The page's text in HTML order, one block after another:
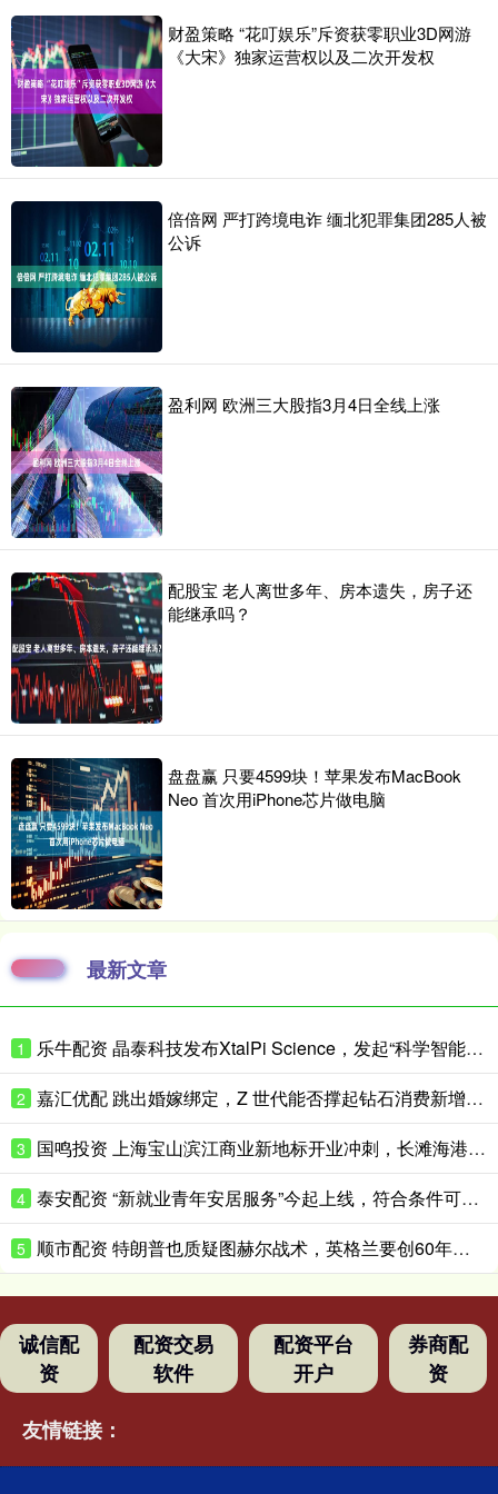
财盈策略 “花叮娱乐”斥资获零职业3D网游
《大宋》独家运营权以及二次开发权
倍倍网 严打跨境电诈 缅北犯罪集团285人被
公诉
盈利网 欧洲三大股指3月4日全线上涨
配股宝 老人离世多年、房本遗失，房子还
能继承吗？
盘盘赢 只要4599块！苹果发布MacBook
Neo 首次用iPhone芯片做电脑
最新文章
1 乐牛配资 晶泰科技发布XtalPi Science，发起“科学智能开放生态联盟”
2 嘉汇优配 跳出婚嫁绑定，Z 世代能否撑起钻石消费新增量？
3 国鸣投资 上海宝山滨江商业新地标开业冲刺，长滩海港城今年底试营业
4 泰安配资 “新就业青年安居服务”今起上线，符合条件可优惠租赁保租房
5 顺市配资 特朗普也质疑图赫尔战术，英格兰要创60年最佳战绩困难重重
诚信配
资
配资交易
软件
配资平台
开户
券商配
资
友情链接：